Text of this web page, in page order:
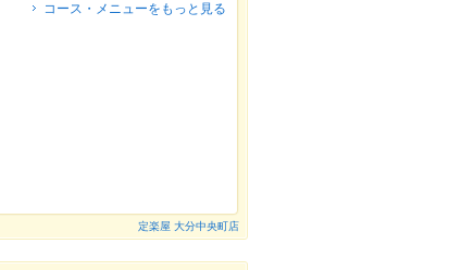
コース・メニューをもっと見る
定楽屋 大分中央町店